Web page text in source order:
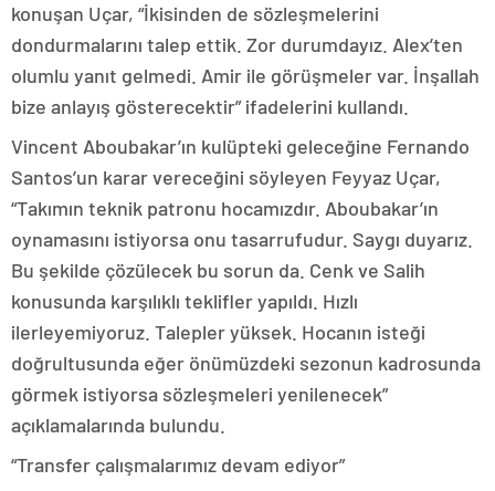
konuşan Uçar, “İkisinden de sözleşmelerini
dondurmalarını talep ettik. Zor durumdayız. Alex’ten
olumlu yanıt gelmedi. Amir ile görüşmeler var. İnşallah
bize anlayış gösterecektir” ifadelerini kullandı.
Vincent Aboubakar’ın kulüpteki geleceğine Fernando
Santos’un karar vereceğini söyleyen Feyyaz Uçar,
“Takımın teknik patronu hocamızdır. Aboubakar’ın
oynamasını istiyorsa onu tasarrufudur. Saygı duyarız.
Bu şekilde çözülecek bu sorun da. Cenk ve Salih
konusunda karşılıklı teklifler yapıldı. Hızlı
ilerleyemiyoruz. Talepler yüksek. Hocanın isteği
doğrultusunda eğer önümüzdeki sezonun kadrosunda
görmek istiyorsa sözleşmeleri yenilenecek”
açıklamalarında bulundu.
“Transfer çalışmalarımız devam ediyor”